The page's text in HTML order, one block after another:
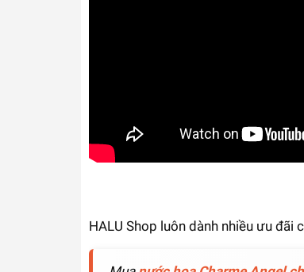
HALU Shop luôn dành nhiều ưu đãi